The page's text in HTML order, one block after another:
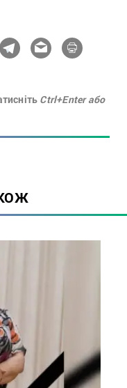
Ctrl+Enter або